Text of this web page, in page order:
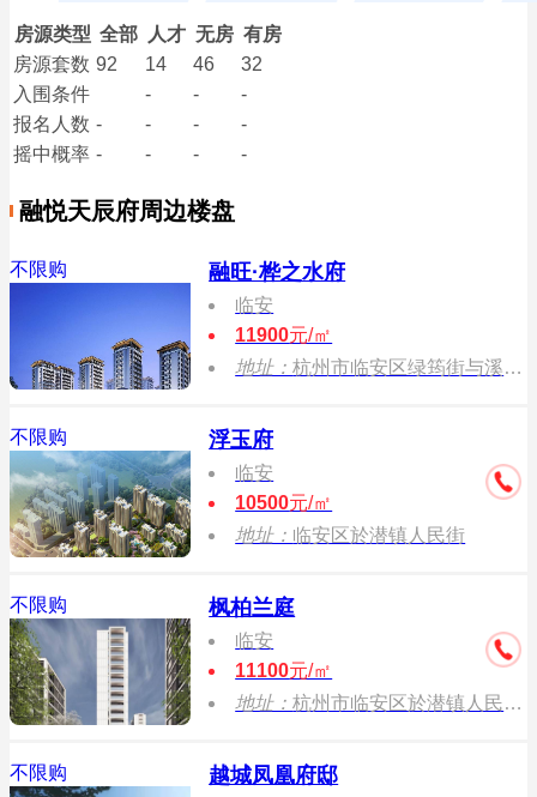
房源类型 全部 人才 无房 有房
房源套数 92 14 46
32
入围条件
- -
-
报名 人数 - - -
-
摇中概率 - - - -
融悦天辰府周边楼盘
不限购 融旺·桦之水府
临安
11900元/㎡
地址：杭州市临安区绿筠街与溪东路交叉口
不限购 浮玉府
临安
10500元/㎡
地址： 临安区於潜镇人民街
不限购 枫柏兰庭
临安
11100元/㎡
地址：杭州市临安区於潜镇人民街48-2号
不限购 越城凤凰府邸